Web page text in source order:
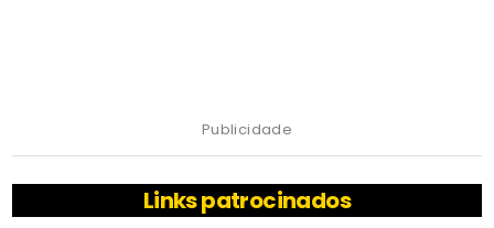
Publicidade
Links patrocinados